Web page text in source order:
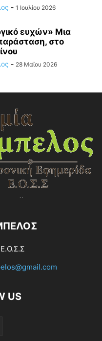
- 1 Ιουλίου 2026
ευχών» Μια
στο
- 28 Μαΐου 2026
US